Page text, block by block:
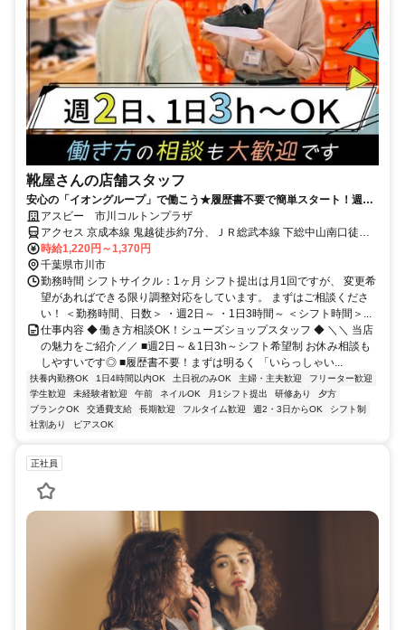
靴屋さんの店舗スタッフ
安心の「イオングループ」で働こう★履歴書不要で簡単スタート！週2
日～＆1日3h～ライフスタイルに合わせて無理なく勤務OK
アスビー 市川コルトンプラザ
アクセス 京成本線 鬼越徒歩約7分、ＪＲ総武本線 下総中山南口徒歩
約10分、ＪＲ総武本線 本八幡〔ＪＲ〕南口徒歩約14分 「鬼越」駅よ
り徒歩7分
時給1,220円～1,370円
千葉県市川市
勤務時間 シフトサイクル：1ヶ月 シフト提出は月1回ですが、 変更希
望があればできる限り調整対応をしています。 まずはご相談くださ
い！ ＜勤務時間、日数＞ ・週2日～ ・1日3時間～ ＜シフト時間＞...
仕事内容 ◆ 働き方相談OK！シューズショップスタッフ ◆ ＼＼ 当店
の魅力をご紹介／／ ■週2日～＆1日3h～シフト希望制 お休み相談も
しやすいです◎ ■履歴書不要！まずは明るく 「いらっしゃい...
扶養内勤務OK 1日4時間以内OK 土日祝のみOK 主婦・主夫歓迎
フリーター歓迎
学生歓迎
未経験者歓迎 午前 ネイルOK 月1シフト提出 研修あり
夕方
ブランクOK
交通費支給 長期歓迎 フルタイム歓迎 週2・3日からOK
シフト制
社割あり
ピアスOK
正社員